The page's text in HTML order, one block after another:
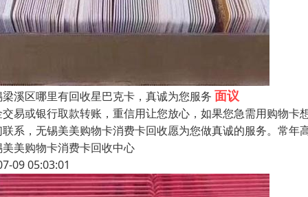
溪区哪里有回收星巴克卡，真诚为您服务 面议
易或银行取款转账，重信用让您放心，如果您急需用购物
系，无锡美美购物卡消费卡回收愿为您做真诚的服务。常
美购物卡消费卡回收中心
09 05:03:01